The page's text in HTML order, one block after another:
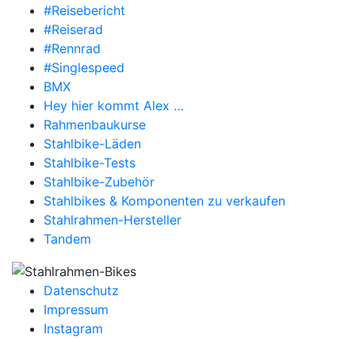
#Reisebericht
#Reiserad
#Rennrad
#Singlespeed
BMX
Hey hier kommt Alex …
Rahmenbaukurse
Stahlbike-Läden
Stahlbike-Tests
Stahlbike-Zubehör
Stahlbikes & Komponenten zu verkaufen
Stahlrahmen-Hersteller
Tandem
Datenschutz
Impressum
Instagram